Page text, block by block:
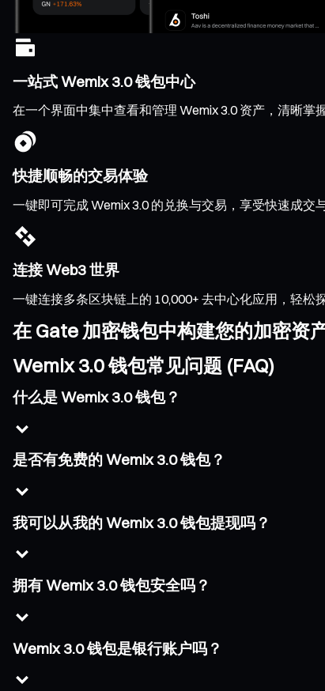
一站式 Wemix 3.0 钱包中心
在一个界面中集中查看和管理 Wemix 3.0 资产，清晰
快捷顺畅的交易体验
一键即可完成 Wemix 3.0 的兑换与交易，享受快速成交
连接 Web3 世界
一键连接多条区块链上的 10,000+ 去中心化应用，轻松
在 Gate 加密钱包中构建您的加密资
Wemix 3.0 钱包常见问题 (FAQ)
什么是 Wemix 3.0 钱包？
是否有免费的 Wemix 3.0 钱包？
我可以从我的 Wemix 3.0 钱包提现吗？
拥有 Wemix 3.0 钱包安全吗？
Wemix 3.0 钱包是银行账户吗？